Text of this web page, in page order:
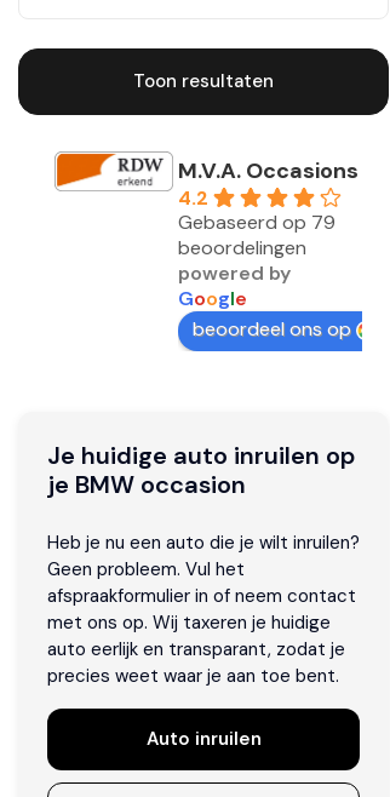
Toon resultaten
M.V.A. Occasions
4.2
Gebaseerd op 79
beoordelingen
powered by
Google
beoordeel ons op
Je huidige auto inruilen op
je BMW occasion
Heb je nu een auto die je wilt inruilen?
Geen probleem. Vul het
afspraakformulier in of neem contact
met ons op. Wij taxeren je huidige
auto eerlijk en transparant, zodat je
precies weet waar je aan toe bent.
Auto inruilen